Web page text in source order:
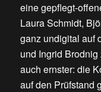
eine gepflegt-
Laura Schmidt,
ganz undigital auf
und Ingrid
auch ernster: die
auf den Prüfstand